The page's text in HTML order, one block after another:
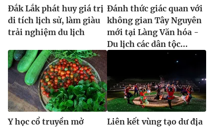
Đắk Lắk phát huy giá trị
di tích lịch sử, làm giàu
trải nghiệm du lịch
Đánh thức giác quan với
không gian Tây Nguyên
mới tại Làng Văn hóa -
Du lịch các dân tộc...
Y học cổ truyền mở
Liên kết vùng tạo dư địa